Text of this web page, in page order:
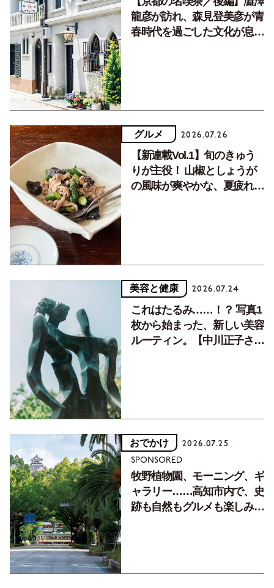
龍彦が訪れ、森見登美彦が青
春時代を過ごした文化が息づ
グルメ 2026.07.26
【新連載Vol.1】旬のきゅう
りが主役！ 山椒としょうが
の風味が爽やかな、夏疲れを
美容と健康 2026.07.24
これはたるみ……！？ 写真1
枚から始まった、新しい美容
ルーティン。【中川正子さん
おでかけ 2026.07.25
SPONSORED
牧野植物園、モーニング、ギ
ャラリー……高知市内で、史
跡も自然もグルメも楽しみ尽